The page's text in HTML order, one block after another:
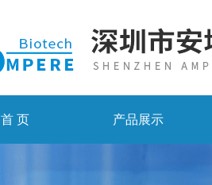
首 页 产品展示